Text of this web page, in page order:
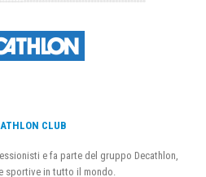
CLUB
e fa parte del gruppo Decathlon,
sportive in tutto il mondo.